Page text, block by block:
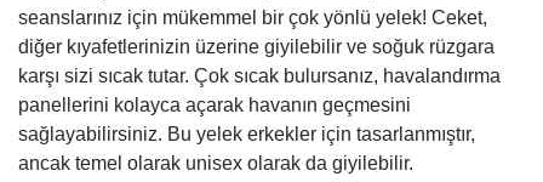
seanslarınız için mükemmel bir çok yönlü yelek! Ceket,
diğer kıyafetlerinizin üzerine giyilebilir ve soğuk rüzgara
karşı sizi sıcak tutar. Çok sıcak bulursanız, havalandırma
panellerini kolayca açarak havanın geçmesini
sağlayabilirsiniz. Bu yelek erkekler için tasarlanmıştır,
ancak temel olarak unisex olarak da giyilebilir.